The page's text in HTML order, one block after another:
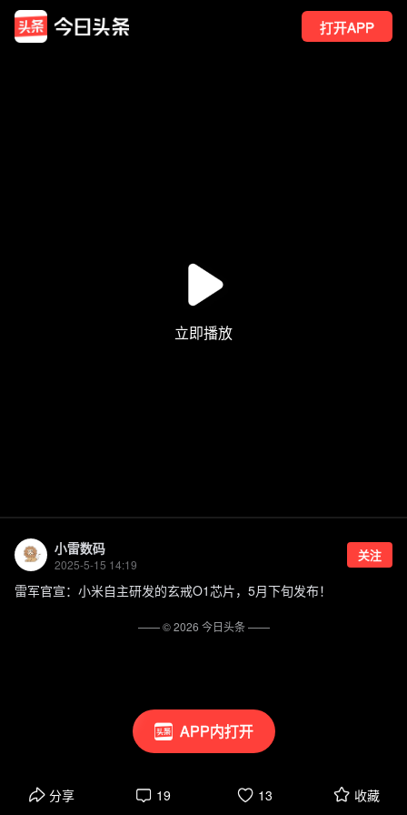
打开APP
APP内打开
小雷数码
2025-5-15 14:19
关注
雷军官宣：小米自主研发的玄戒O1芯片，5月下旬发布！
分享 19 13 收藏
—— ©2026 今日头条——